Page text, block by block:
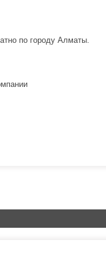
по городу Алматы.